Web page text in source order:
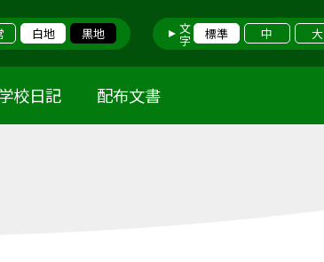
白地 黒地 文字 標準 中 大
校日記 配布文書